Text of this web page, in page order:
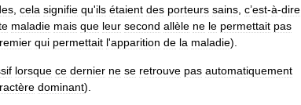
cela signifie qu'ils étaient des porteurs sains c’est-à-dire
maladie mais que leur second allèle ne le permettait pas
qui permettait l'apparition de la maladie).
lorsque ce dernier ne se retrouve pas automatiquement
dominant).